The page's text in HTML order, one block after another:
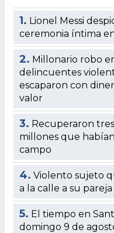
1. Lionel Messi
ceremonia íntima
2. Millonario robo
delincuentes
escaparon con
valor
3. Recuperaron
millones que
campo
4. Violento sujeto
a la calle a su
5. El tiempo en
domingo 9 de